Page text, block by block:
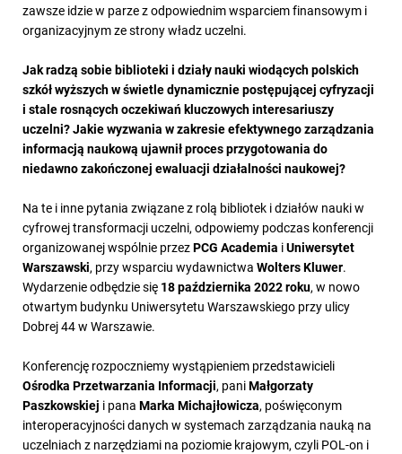
zawsze idzie w parze z odpowiednim wsparciem finansowym i
organizacyjnym ze strony władz uczelni.
Jak radzą sobie biblioteki i działy nauki wiodących polskich
szkół wyższych w świetle dynamicznie postępującej cyfryzacji
i stale rosnących oczekiwań kluczowych interesariuszy
uczelni? Jakie wyzwania w zakresie efektywnego zarządzania
informacją naukową ujawnił proces przygotowania do
niedawno zakończonej ewaluacji działalności naukowej?
Na te i inne pytania związane z rolą bibliotek i działów nauki w
cyfrowej transformacji uczelni, odpowiemy podczas konferencji
organizowanej wspólnie przezPCG Academia iUniwersytet
Warszawski, przy wsparciu wydawnictwa Wolters Kluwer.
Wydarzenie odbędzie się 18 października 2022 roku, w nowo
otwartym budynku Uniwersytetu Warszawskiego przy ulicy
Dobrej 44 w Warszawie.
Konferencję rozpoczniemy wystąpieniem przedstawicieli
Ośrodka Przetwarzania Informacji, paniMałgorzaty
Paszkowskiej i pana Marka Michajłowicza, poświęconym
interoperacyjności danych w systemach zarządzania nauką na
uczelniach z narzędziami na poziomie krajowym, czyli POL-on i